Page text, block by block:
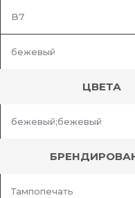
B7
бежевый
ЦВЕТА
бежевый;бежевый
Тампопечать